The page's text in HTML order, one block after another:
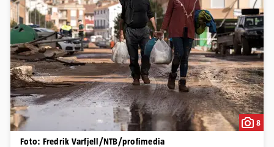
8
Foto: Fredrik Varfjell/NTB/profimedia